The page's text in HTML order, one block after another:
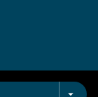
arrow_drop_down